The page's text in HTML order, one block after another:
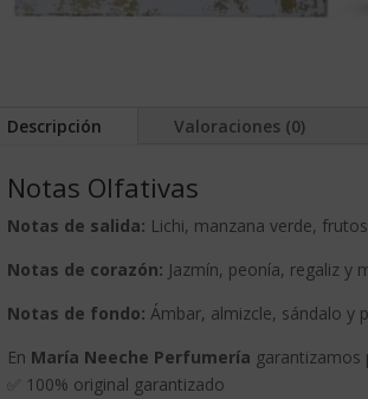
Descripción Valoraciones (0)
Notas Olfativas
Notas de salida: Lichi, manzana verde,
Notas de corazón: Jazmín, peonía, regaliz y
Notas de fondo: Ámbar, almizcle, sándalo y
En María Neeche Perfumería garantizamos
✅ 100% original garantizado